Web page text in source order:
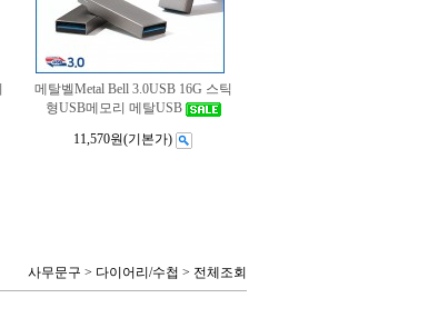
메탈벨Metal Bell 3.0USB 16G 스틱
형USB메모리 메탈USB
11,570원(기본가)
사무문구 > 다이어리/수첩 > 전체조회